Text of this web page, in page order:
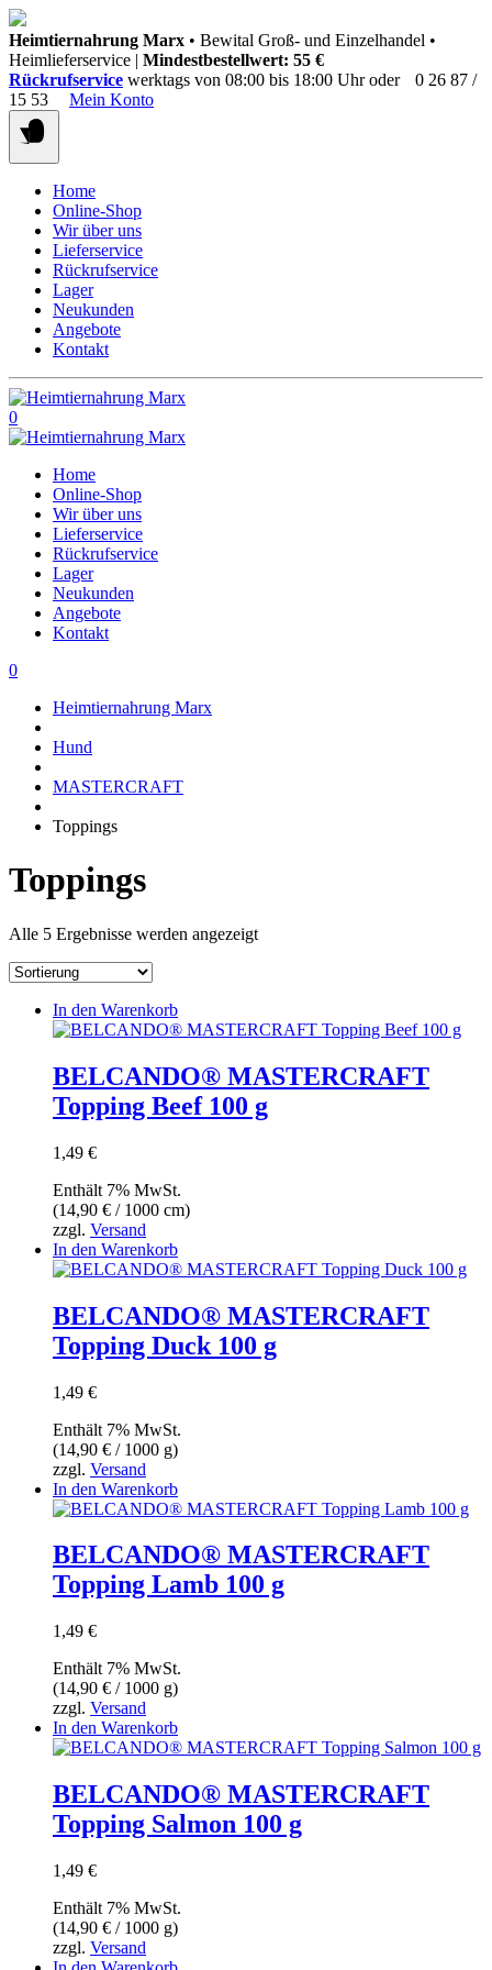
Springen
Sie
zum
Inhalt
Heimtiernahrung Marx • Bewital Groß- und Einzelhandel •
Heimlieferservice | Mindestbestellwert: 55 €
Rückrufservice werktags von 08:00 bis 18:00 Uhr oder
0 26 87 /
15 53
Mein Konto
Home
Online-Shop
Wir über uns
Lieferservice
Rückrufservice
Lager
Neukunden
Angebote
Kontakt
0
Home
Online-Shop
Wir über uns
Lieferservice
Rückrufservice
Lager
Neukunden
Angebote
Kontakt
0
Heimtiernahrung Marx
Hund
MASTERCRAFT
Toppings
Toppings
Alle 5 Ergebnisse werden angezeigt
In den Warenkorb
BELCANDO® MASTERCRAFT
Topping Beef 100 g
1,49 €
Enthält 7% MwSt.
(14,90 € / 1000 cm)
zzgl. Versand
In den Warenkorb
BELCANDO® MASTERCRAFT
Topping Duck 100 g
1,49 €
Enthält 7% MwSt.
(14,90 € / 1000 g)
zzgl. Versand
In den Warenkorb
BELCANDO® MASTERCRAFT
Topping Lamb 100 g
1,49 €
Enthält 7% MwSt.
(14,90 € / 1000 g)
zzgl. Versand
In den Warenkorb
BELCANDO® MASTERCRAFT
Topping Salmon 100 g
1,49 €
Enthält 7% MwSt.
(14,90 € / 1000 g)
zzgl. Versand